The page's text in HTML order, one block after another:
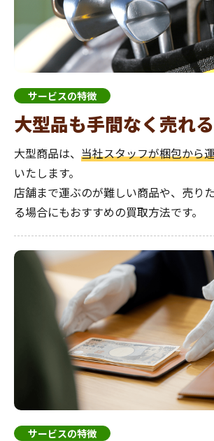
サービスの特徴
大型品も手間なく売れる
大型商品は、 当社スタッフが梱包から
いたします。
店舗まで運ぶのが難しい商品や、売り
る場合にもおすすめの買取方法です。
サービスの特徴